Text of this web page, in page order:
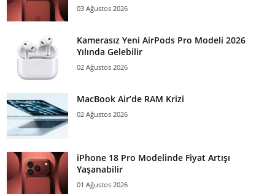
03 Ağustos 2026
Kamerasız Yeni AirPods Pro Modeli 2026
Yılında Gelebilir
02 Ağustos 2026
MacBook Air’de RAM Krizi
02 Ağustos 2026
iPhone 18 Pro Modelinde Fiyat Artışı
Yaşanabilir
01 Ağustos 2026